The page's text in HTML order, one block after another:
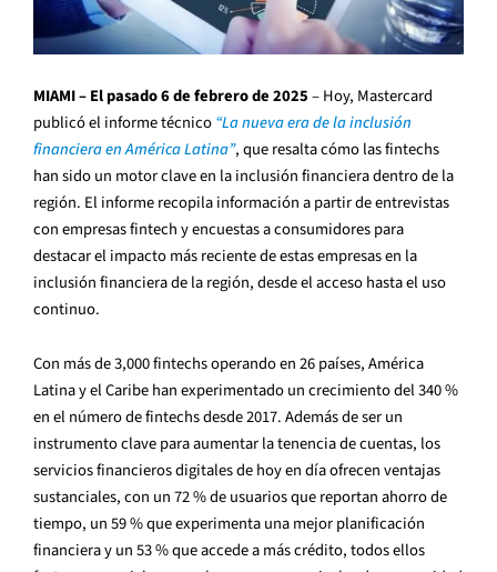
MIAMI – El pasado 6 de febrero de 2025– Hoy, Mastercard
publicó el informe técnico“La nueva era de la inclusión
financiera en América Latina”, que resalta cómo las fintechs
han sido un motor clave en la inclusión financiera dentro de la
región. El informe recopila información a partir de entrevistas
con empresas fintech y encuestas a consumidores para
destacar el impacto más reciente de estas empresas en la
inclusión financiera de la región, desde el acceso hasta el uso
continuo.
Con más de 3,000 fintechs operando en 26 países, América
Latina y el Caribe han experimentado un crecimiento del 340 %
en el número de fintechs desde 2017. Además de ser un
instrumento clave para aumentar la tenencia de cuentas, los
servicios financieros digitales de hoy en día ofrecen ventajas
sustanciales, con un 72 % de usuarios que reportan ahorro de
tiempo, un 59 % que experimenta una mejor planificación
financiera y un 53 % que accede a más crédito, todos ellos